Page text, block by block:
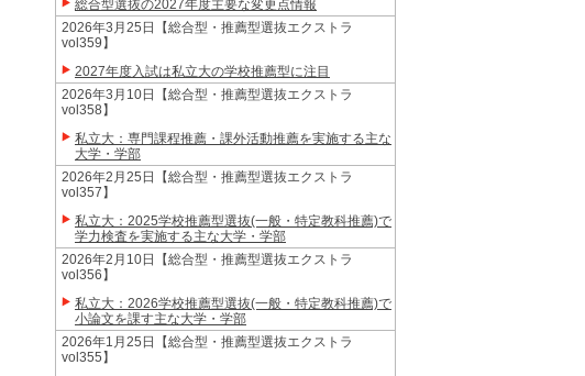
総合型選抜の2027年度主要な変更点情報
2026年3月25日【総合型・推薦型選抜エクストラ
vol359】
2027年度入試は私立大の学校推薦型に注目
2026年3月10日【総合型・推薦型選抜エクストラ
vol358】
私立大：専門課程推薦・課外活動推薦を実施する主な
大学・学部
2026年2月25日【総合型・推薦型選抜エクストラ
vol357】
私立大：2025学校推薦型選抜(一般・特定教科推薦)で
学力検査を実施する主な大学・学部
2026年2月10日【総合型・推薦型選抜エクストラ
vol356】
私立大：2026学校推薦型選抜(一般・特定教科推薦)で
小論文を課す主な大学・学部
2026年1月25日【総合型・推薦型選抜エクストラ
vol355】